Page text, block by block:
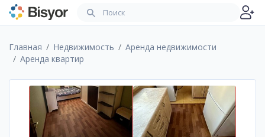
Главная Недвижимость
Аренда недвижимости
Аренда квартир